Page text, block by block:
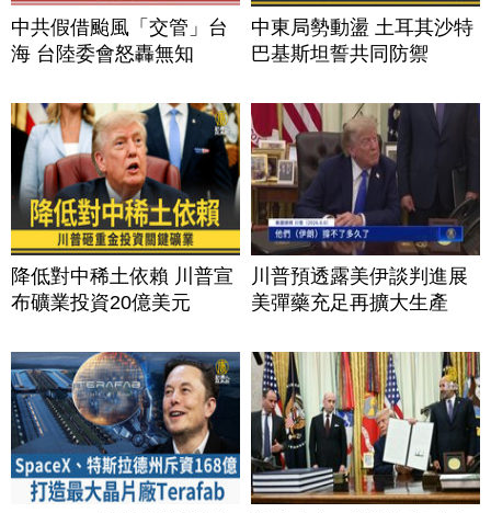
中共假借颱風「交管」台
海 台陸委會怒轟無知
中東局勢動盪 土耳其沙特
巴基斯坦誓共同防禦
降低對中稀土依賴 川普宣
布礦業投資20億美元
川普預透露美伊談判進展
美彈藥充足再擴大生產